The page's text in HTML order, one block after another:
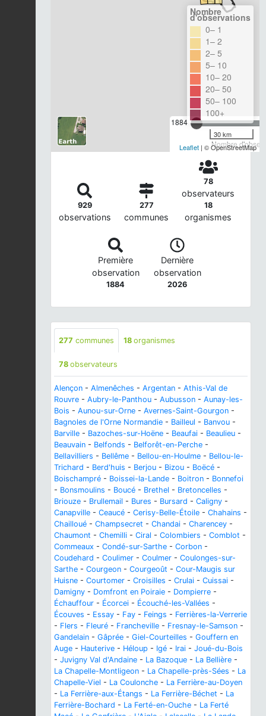
1884
Nombre
Nombre
d'observations
0– 1
1– 2
2– 5
5– 10
10– 20
20– 50
50– 100
100+
30 km
Leaflet | © OpenStreetMap
929
observations
277
communes
78
observateurs
18
organismes
Première
observation
1884
Dernière
observation
2026
277 communes 18 organismes
78 observateurs
Alençon - Almenêches - Argentan - Athis-Val de
Rouvre - Aubry-le-Panthou - Aubusson - Aunay-les-
Bois - Aunou-sur-Orne - Avernes-Saint-Gourgon -
Bagnoles de l'Orne Normandie - Bailleul - Banvou -
Barville - Bazoches-sur-Hoëne - Beaufai - Beaulieu -
Beauvain - Belfonds - Belforêt-en-Perche -
Bellavilliers - Bellême - Bellou-en-Houlme - Bellou-le-
Trichard - Berd'huis - Berjou - Bizou - Boëcé -
Boischampré - Boissei-la-Lande - Boitron - Bonnefoi
- Bonsmoulins - Boucé - Brethel - Bretoncelles -
Briouze - Brullemail - Bures - Bursard - Caligny -
Canapville - Ceaucé - Cerisy-Belle-Étoile - Chahains -
Chailloué - Champsecret - Chandai - Charencey -
Chaumont - Chemilli - Ciral - Colombiers - Comblot -
Commeaux - Condé-sur-Sarthe - Corbon -
Coudehard - Coulimer - Coulmer - Coulonges-sur-
Sarthe - Courgeon - Courgeoût - Cour-Maugis sur
Huisne - Courtomer - Croisilles - Crulai - Cuissai -
Damigny - Domfront en Poiraie - Dompierre -
Échauffour - Écorcei - Écouché-les-Vallées -
Écouves - Essay - Fay - Feings - Ferrières-la-Verrerie
- Flers - Fleuré - Francheville - Fresnay-le-Samson -
Gandelain - Gâprée - Giel-Courteilles - Gouffern en
Auge - Hauterive - Héloup - Igé - Irai - Joué-du-Bois
- Juvigny Val d'Andaine - La Bazoque - La Bellière -
La Chapelle-Montligeon - La Chapelle-près-Sées - La
Chapelle-Viel - La Coulonche - La Ferrière-au-Doyen
- La Ferrière-aux-Étangs - La Ferrière-Béchet - La
Ferrière-Bochard - La Ferté-en-Ouche - La Ferté